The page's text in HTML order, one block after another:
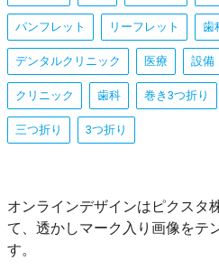
パンフレット リーフレット 歯
デンタルクリニック 医療 設備
クリニック 歯科 巻き3つ折り
三つ折り 3つ折り
オンラインデザインはピクスタ
て、透かしマーク入り画像をテ
す。